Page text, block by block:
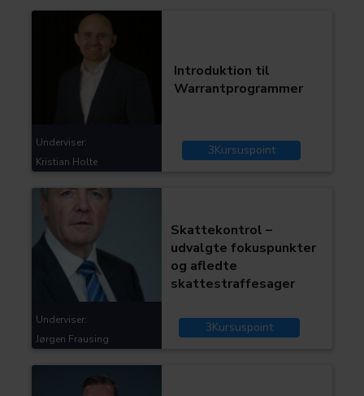
Introduktion til
Warrantprogrammer
3Kursuspoint
Underviser:
Kristian Holte
Skattekontrol –
udvalgte fokuspunkter
og afledte
skattestraffesager
3Kursuspoint
Underviser:
Jørgen Frausing